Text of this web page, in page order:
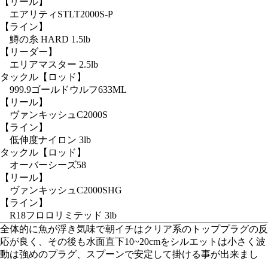
エアリティSTLT2000S-P
【ライン】
鱒の糸 HARD 1.5lb
【リーダー】
エリアマスター 2.5lb
タックル 【ロッド】
999.9ゴールドウルフ633ML
【リール】
ヴァンキッシュC2000S
【ライン】
低伸度ナイロン 3lb
タックル 【ロッド】
オーバーシーズ58
【リール】
ヴァンキッシュC2000SHG
【ライン】
R18フロロリミテッド 3lb
全体的に魚が浮き気味で朝イチはクリア系のトッププラグの反
応が良く、その後も水面直下10~20cmをシルエットは小さく波
動は強めのプラグ、スプーンで安定して掛ける事が出来まし